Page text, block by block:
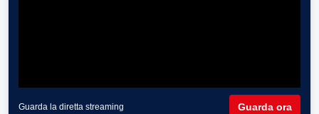
Guarda la diretta streaming Guarda ora